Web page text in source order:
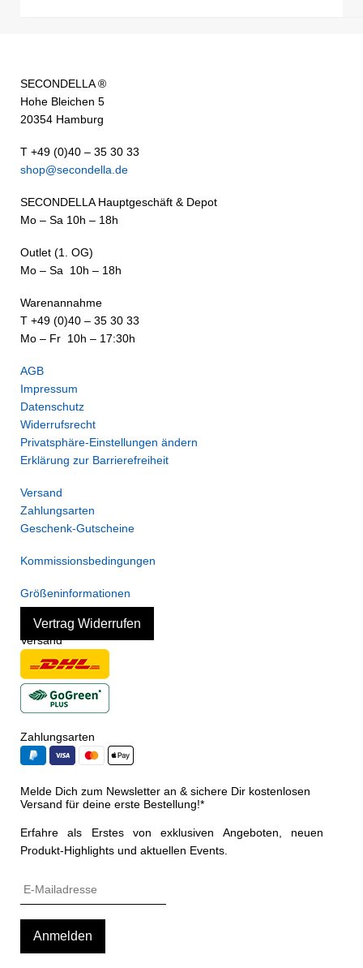
SECONDELLA ®
Hohe Bleichen 5
20354 Hamburg
T +49 (0)40 – 35 30 33
shop@secondella.de
SECONDELLA Hauptgeschäft & Depot
Mo – Sa 10h – 18h
Outlet (1. OG)
Mo – Sa 10h – 18h
Warenannahme
T +49 (0)40 – 35 30 33
Mo – Fr 10h – 17:30h
AGB
Impressum
Datenschutz
Widerrufsrecht
Privatsphäre-Einstellungen ändern
Erklärung zur Barrierefreiheit
Versand
Zahlungsarten
Geschenk-Gutscheine
Kommissionsbedingungen
Größeninformationen
Vertrag Widerrufen
Versand
Zahlungsarten
Melde Dich zum Newsletter an & sichere Dir kostenlosen
Versand für deine erste Bestellung!*
Erfahre als Erstes von exklusiven Angeboten, neuen
Produkt-Highlights und aktuellen Events.